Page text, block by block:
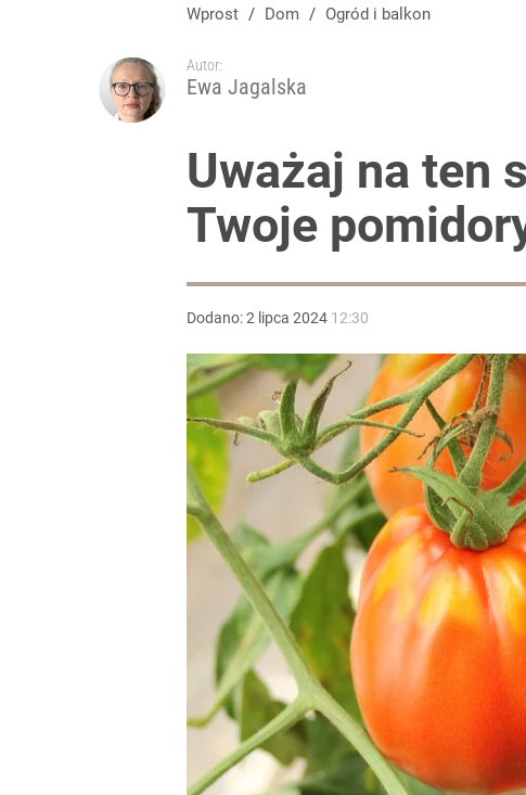
Widzisz czarne plamy na pomidorach? Zrób to od razu,
dodaj
Tajemnica paragonów grozy. Tak restauratorzy
Wprost / Dom / Ogród i balkon
Autor:
Ewa Jagalska
Uważaj na ten
Twoje
Dodano:2 lipca 2024 12:30